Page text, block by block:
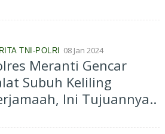
TNI-POLRI 08 Jan 2024
Meranti Gencar
Subuh Keliling
Ini Tujuannya..